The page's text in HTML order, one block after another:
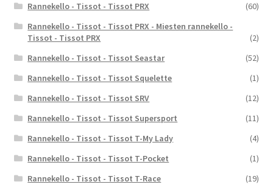
Rannekello - Tissot - Tissot PRX
(60)
Rannekello - Tissot - Tissot PRX - Miesten rannekello -
Tissot - Tissot PRX
(2)
Rannekello - Tissot - Tissot Seastar
(52)
Rannekello - Tissot - Tissot Squelette
(1)
Rannekello - Tissot - Tissot SRV
(12)
Rannekello - Tissot - Tissot Supersport
(11)
Rannekello - Tissot - Tissot T-My Lady
(4)
Rannekello - Tissot - Tissot T-Pocket
(1)
Rannekello - Tissot - Tissot T-Race
(19)